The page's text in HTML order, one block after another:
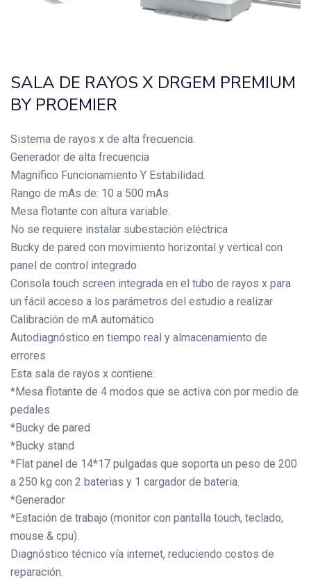
SALA DE RAYOS X DRGEM PREMIUM
BY PROEMIER
Sistema de rayos x de alta frecuencia.
Generador de alta frecuencia
Magnífico Funcionamiento Y Estabilidad.
Rango de mAs de: 10 a 500 mAs
Mesa flotante con altura variable.
No se requiere instalar subestación eléctrica
Bucky de pared con movimiento horizontal y vertical con
panel de control integrado
Consola touch screen integrada en el tubo de rayos x para
un fácil acceso a los parámetros del estudio a realizar
Calibración de mA automático
Autodiagnóstico en tiempo real y almacenamiento de
errores
Esta sala de rayos x contiene:
*Mesa flotante de 4 modos que se activa con por medio de
pedales.
*Bucky de pared
*Bucky stand
*Flat panel de 14*17 pulgadas que soporta un peso de 200
a 250 kg con 2 baterias y 1 cargador de bateria.
*Generador
*Estación de trabajo (monitor con pantalla touch, teclado,
mouse & cpu).
Diagnóstico técnico vía internet, reduciendo costos de
reparación.